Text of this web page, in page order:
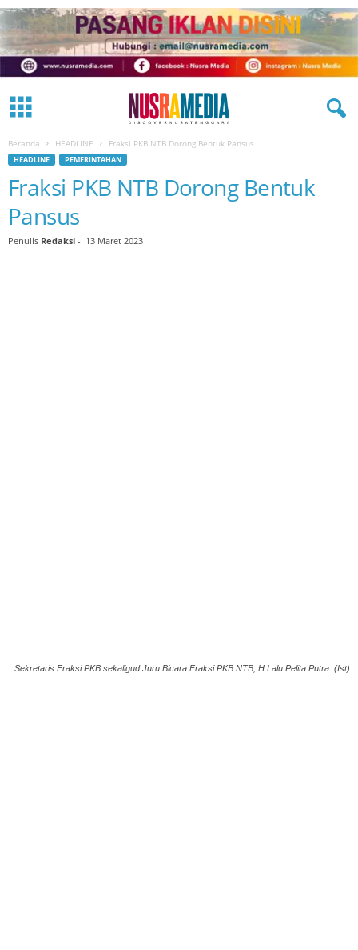
Beranda HEADLINE Fraksi PKB NTB Dorong Bentuk Pansus
HEADLINE PEMERINTAHAN
Fraksi PKB NTB Dorong Bentuk
Pansus
Penulis Redaksi - 13 Maret 2023
Sekretaris Fraksi PKB sekaligud Juru Bicara Fraksi PKB NTB, H Lalu Pelita Putra. (Ist)